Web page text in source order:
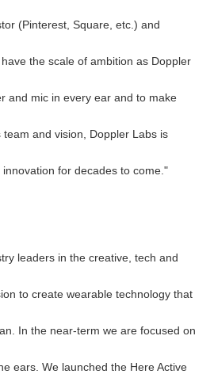
(Pinterest, Square, etc.) and
the scale of ambition as Doppler
and mic in every ear and to make
and vision, Doppler Labs is
for decades to come."
leaders in the creative, tech and
to create wearable technology that
In the near-term we are focused on
ears. We launched the Here Active